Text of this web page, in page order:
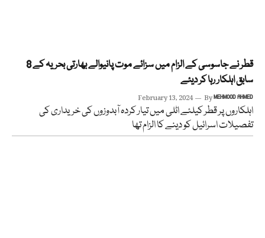
قطر نے جاسوسی کے الزام میں سزائے موت پانیوالے بھارتی بحریہ کے 8
سابق اہلکار رہا کر دیئے
February 13, 2024 ByMEHMOOD AHMED
اہلکاروں پر قطر کیلئے اٹلی میں تیار کردہ آبدوزوں کی خریداری کی
تفصیلات اسرائیل کو دینے کا الزام تھا